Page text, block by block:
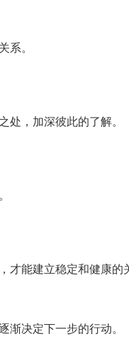
系。
，加深彼此的了解。
才能建立稳定和健康的
决定下一步的行动。